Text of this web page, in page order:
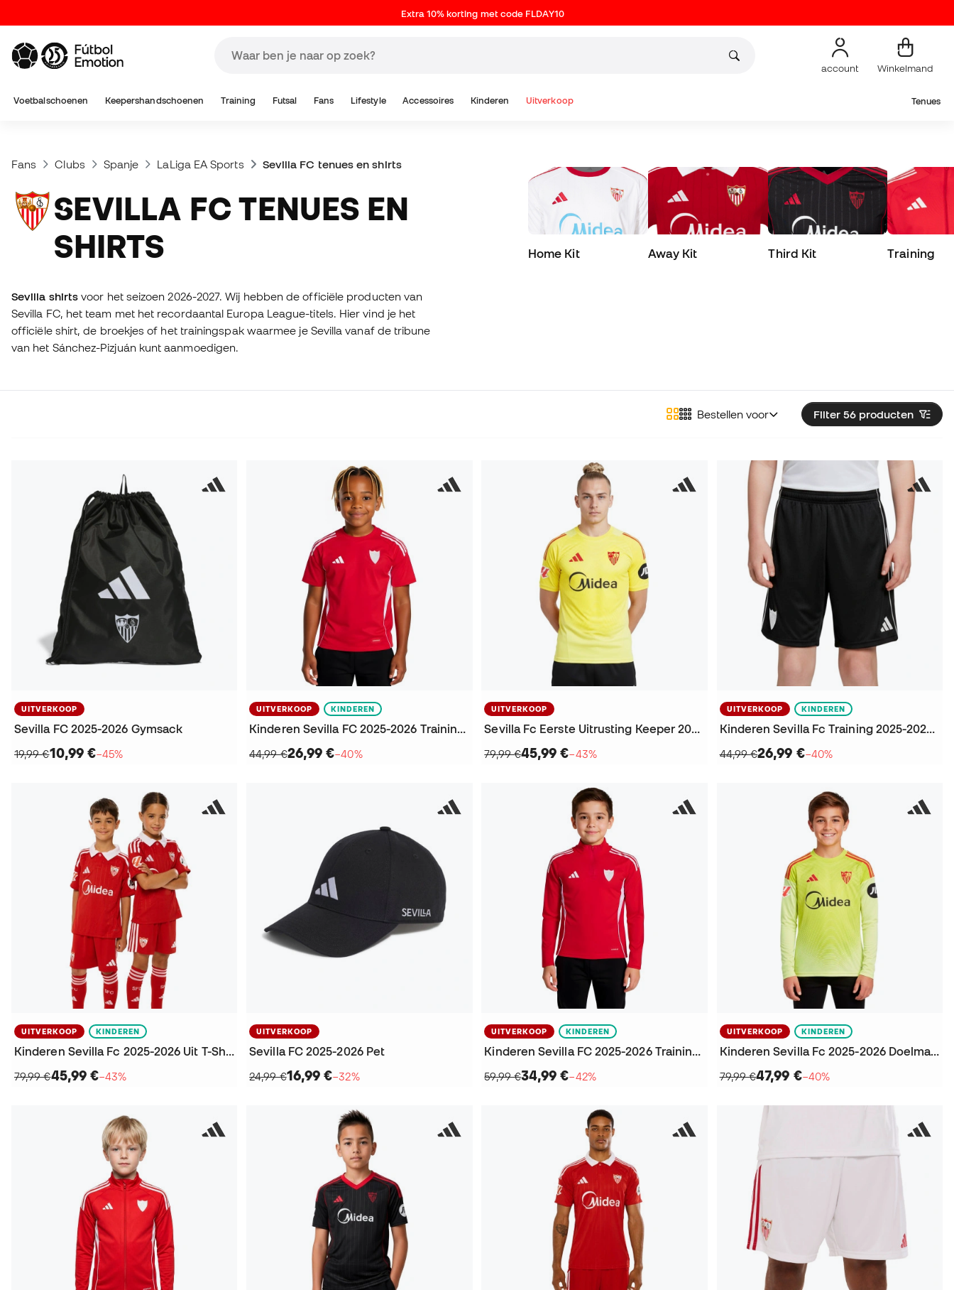
Extra 10% korting met code FLDAY10
account Winkelmand
Voetbalschoenen Keepershandschoenen Training Futsal Fans Lifestyle Accessoires Kinderen Uitverkoop Tenues
Fans Clubs Spanje LaLiga EA Sports Sevilla FC tenues en shirts
SEVILLA FC TENUES EN
SHIRTS
Sevilla shirts voor het seizoen 2026-2027. Wij hebben de officiële producten van
Sevilla FC, het team met het recordaantal Europa League-titels. Hier vind je het
officiële shirt, de broekjes of het trainingspak waarmee je Sevilla vanaf de tribune
van het Sánchez-Pizjuán kunt aanmoedigen.
Home Kit Away Kit Third Kit Training
Filter 56 producten
Bestellen voor
UITVERKOOP
Sevilla FC 2025-2026 Gymsack
19,99 €10,99 €−45%
UITVERKOOP KINDEREN
Kinderen Sevilla FC 2025-2026 Training T-Shirt
44,99 €26,99 €−40%
UITVERKOOP
Sevilla Fc Eerste Uitrusting Keeper 2025-2026 T-Shirt
79,99 €45,99 €−43%
UITVERKOOP KINDEREN
Kinderen Sevilla Fc Training 2025-2026 Bermudashorts
44,99 €26,99 €−40%
UITVERKOOP KINDEREN
Kinderen Sevilla Fc 2025-2026 Uit T-Shirt
79,99 €45,99 €−43%
UITVERKOOP
Sevilla FC 2025-2026 Pet
24,99 €16,99 €−32%
UITVERKOOP KINDEREN
Kinderen Sevilla FC 2025-2026 Training Sweatshirt
59,99 €34,99 €−42%
UITVERKOOP KINDEREN
Kinderen Sevilla Fc 2025-2026 Doelman Thuis T-Shirt
79,99 €47,99 €−40%